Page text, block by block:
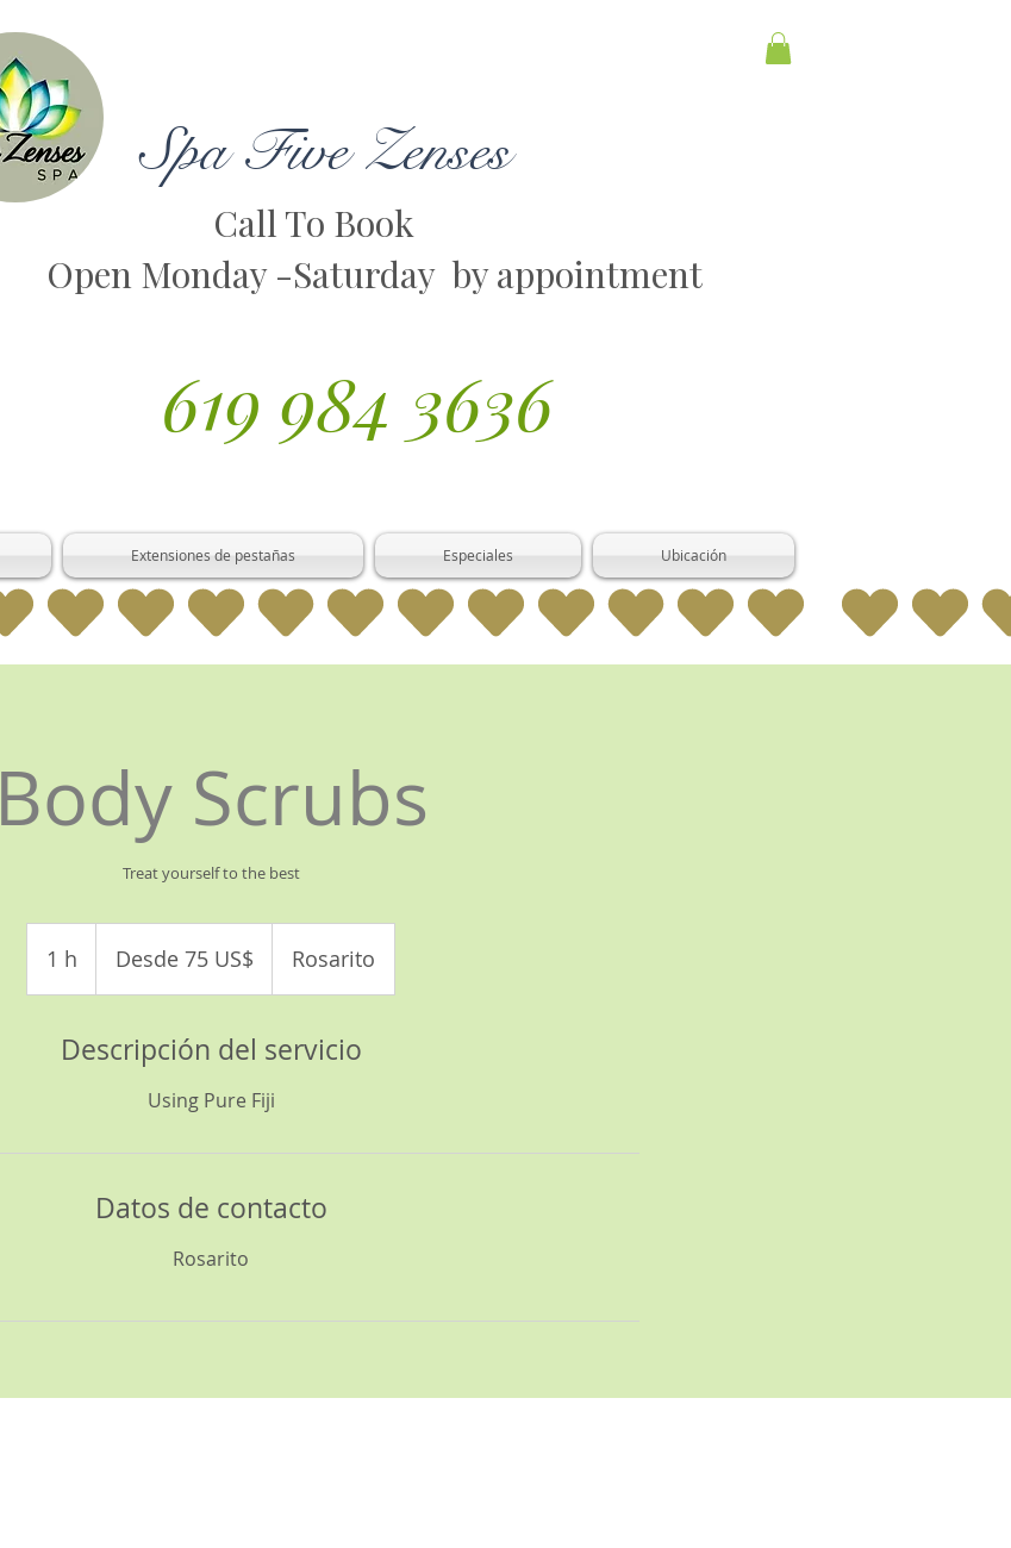
Spa Five Zenses
Call To Book
Open Monday -Saturday by appointment
619 984 3636
Extensiones de pestañas Especiales Ubicación
Body Scrubs
Treat yourself to the best
1 h
dólares
estadounidenses
Desde 75 US$ Rosarito
Descripción del servicio
Using Pure Fiji
Datos de contacto
Rosarito